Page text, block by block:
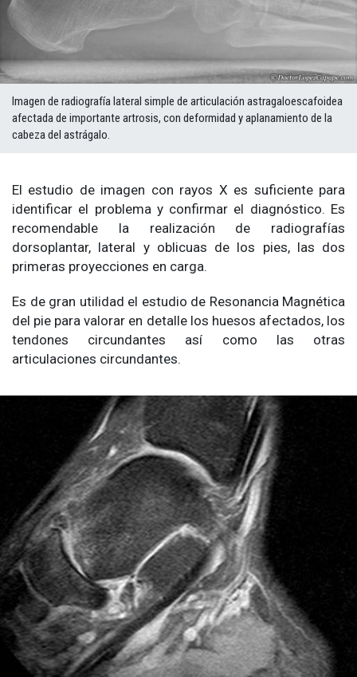
Imagen de radiografía lateral simple de articulación astragaloescafoidea
afectada de importante artrosis, con deformidad y aplanamiento de la
cabeza del astrágalo.
El estudio de imagen con rayos X es suficiente para
identificar el problema y confirmar el diagnóstico. Es
recomendable la realización de radiografías
dorsoplantar, lateral y oblicuas de los pies, las dos
primeras proyecciones en carga.
Es de gran utilidad el estudio de Resonancia Magnética
del pie para valorar en detalle los huesos afectados, los
tendones circundantes así como las otras
articulaciones circundantes.